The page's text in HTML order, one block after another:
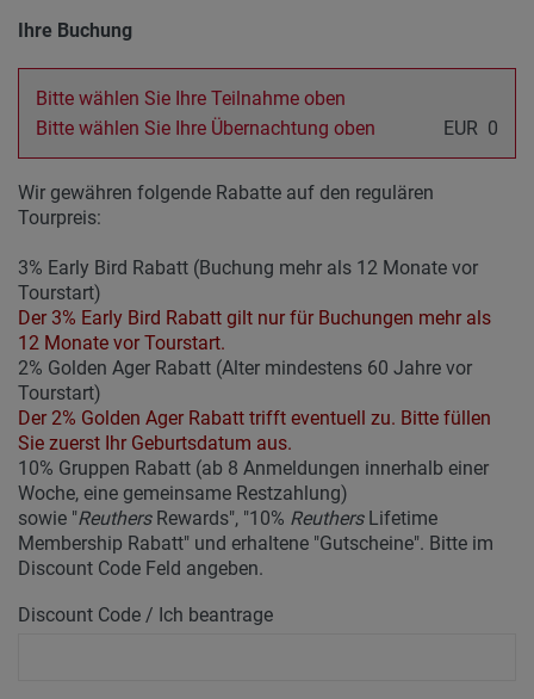
Ihre Buchung
Bitte wählen Sie Ihre Teilnahme oben
Bitte wählen Sie Ihre Übernachtung oben
EUR 0
Wir gewähren folgende Rabatte auf den regulären
Tourpreis:
3% Early Bird Rabatt (Buchung mehr als 12 Monate vor
Tourstart)
Der 3% Early Bird Rabatt gilt nur für Buchungen mehr als
12 Monate vor Tourstart.
2% Golden Ager Rabatt (Alter mindestens 60 Jahre vor
Tourstart)
Der 2% Golden Ager Rabatt trifft eventuell zu. Bitte füllen
Sie zuerst Ihr Geburtsdatum aus.
10% Gruppen Rabatt (ab 8 Anmeldungen innerhalb einer
Woche, eine gemeinsame Restzahlung)
sowie "ReuthersRewards", "10% ReuthersLifetime
Membership Rabatt" und erhaltene "Gutscheine". Bitte im
Discount Code Feld angeben.
Discount Code / Ich beantrage